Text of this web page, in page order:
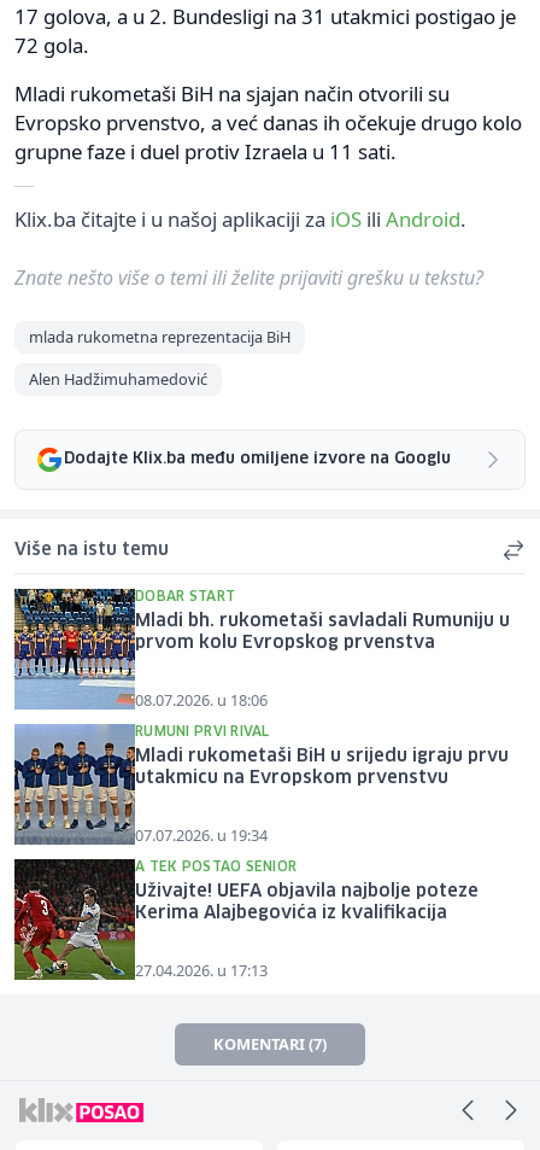
17 golova, a u 2. Bundesligi na 31 utakmici postigao je
72 gola.
Mladi rukometaši BiH na sjajan način otvorili su
Evropsko prvenstvo, a već danas ih očekuje drugo kolo
grupne faze i duel protiv Izraela u 11 sati.
Klix.ba čitajte i u našoj aplikaciji za iOS ili Android.
Znate nešto više o temi ili želite prijaviti grešku u tekstu?
mlada rukometna reprezentacija BiH
Alen Hadžimuhamedović
Dodajte Klix.ba među omiljene izvore na Googlu
Više na istu temu
DOBAR START
Mladi bh. rukometaši savladali Rumuniju u
prvom kolu Evropskog prvenstva
08.07.2026. u 18:06
RUMUNI PRVI RIVAL
Mladi rukometaši BiH u srijedu igraju prvu
utakmicu na Evropskom prvenstvu
07.07.2026. u 19:34
A TEK POSTAO SENIOR
Uživajte! UEFA objavila najbolje poteze
Kerima Alajbegovića iz kvalifikacija
27.04.2026. u 17:13
KOMENTARI (7)